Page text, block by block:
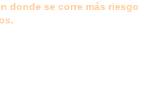
donde se corre más riesgo